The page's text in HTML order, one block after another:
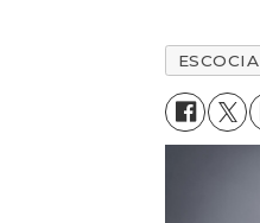
ESCOCIA